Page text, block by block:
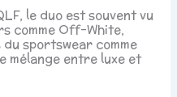
le duo est souvent vu
comme Off-White,
sportswear comme
mélange entre luxe et